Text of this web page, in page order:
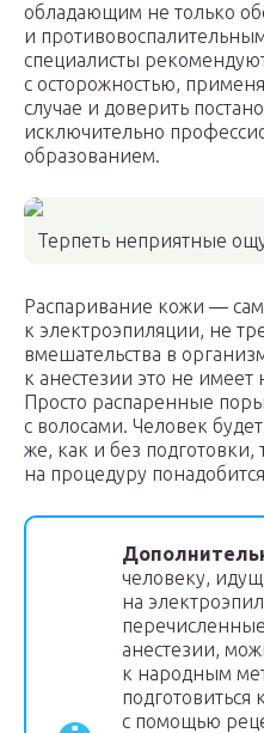
обладающим не только
и
специалисты
с осторожностью,
случае и доверить
исключительно
образованием.
Терпеть неприятные
Распаривание кожи —
к электроэпиляции, не
вмешательства в
к анестезии это не
Просто распаренные
с волосами. Человек
же, как и без подготовки,
на процедуру
человеку,
на
анестезии,
к народным
подготовиться
с помощью